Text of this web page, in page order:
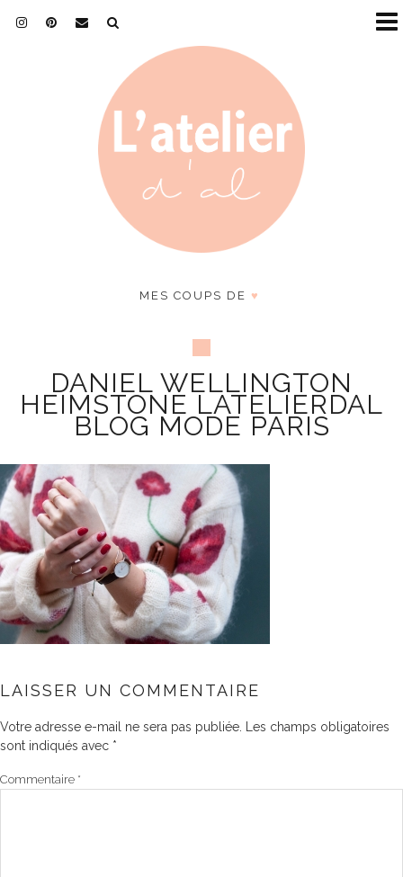
MES COUPS DE ♥
DANIEL WELLINGTON
HEIMSTONE LATELIERDAL
BLOG MODE PARIS
LAISSER UN COMMENTAIRE
Votre adresse e-mail ne sera pas publiée.
Les champs obligatoires
sont indiqués avec *
Commentaire *